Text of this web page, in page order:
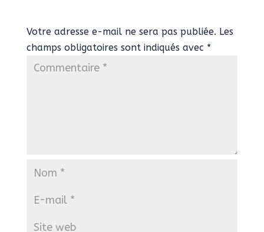
Votre adresse e-mail ne sera pas publiée. Les
champs obligatoires sont indiqués avec *